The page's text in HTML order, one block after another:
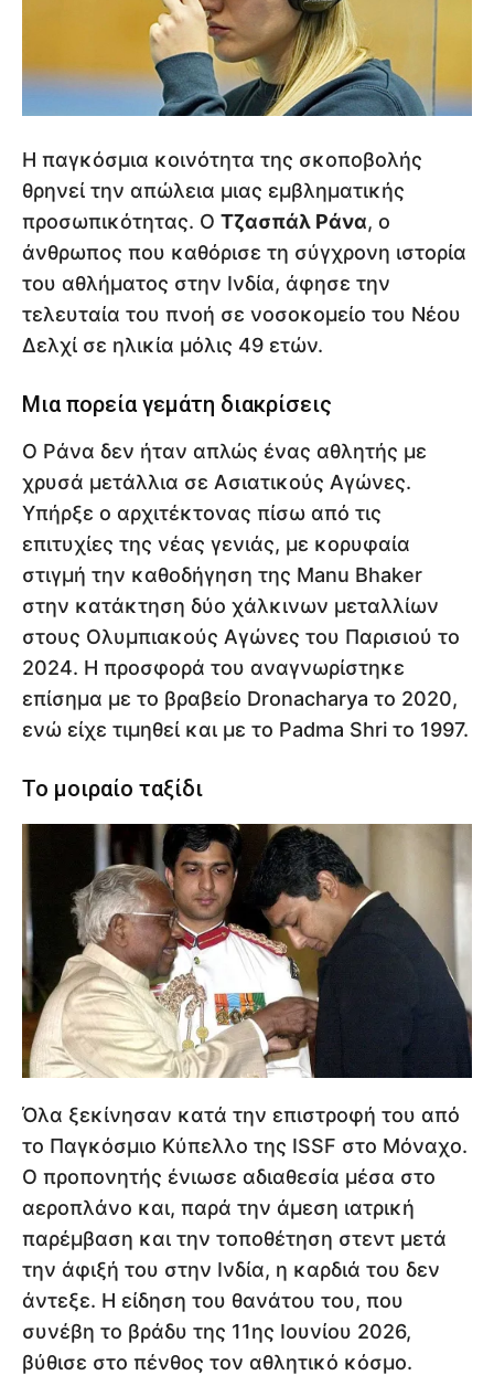
Η παγκόσμια κοινότητα της σκοποβολής
θρηνεί την απώλεια μιας εμβληματικής
προσωπικότητας. Ο Τζασπάλ Ράνα, ο
άνθρωπος που καθόρισε τη σύγχρονη ιστορία
του αθλήματος στην Ινδία, άφησε την
τελευταία του πνοή σε νοσοκομείο του Νέου
Δελχί σε ηλικία μόλις 49 ετών.
Μια πορεία γεμάτη διακρίσεις
Ο Ράνα δεν ήταν απλώς ένας αθλητής με
χρυσά μετάλλια σε Ασιατικούς Αγώνες.
Υπήρξε ο αρχιτέκτονας πίσω από τις
επιτυχίες της νέας γενιάς, με κορυφαία
στιγμή την καθοδήγηση της Manu Bhaker
στην κατάκτηση δύο χάλκινων μεταλλίων
στους Ολυμπιακούς Αγώνες του Παρισιού το
2024. Η προσφορά του αναγνωρίστηκε
επίσημα με το βραβείο Dronacharya το 2020,
ενώ είχε τιμηθεί και με το Padma Shri το 1997.
Το μοιραίο ταξίδι
Όλα ξεκίνησαν κατά την επιστροφή του από
το Παγκόσμιο Κύπελλο της ISSF στο Μόναχο.
Ο προπονητής ένιωσε αδιαθεσία μέσα στο
αεροπλάνο και, παρά την άμεση ιατρική
παρέμβαση και την τοποθέτηση στεντ μετά
την άφιξή του στην Ινδία, η καρδιά του δεν
άντεξε. Η είδηση του θανάτου του, που
συνέβη το βράδυ της 11ης Ιουνίου 2026,
βύθισε στο πένθος τον αθλητικό κόσμο.